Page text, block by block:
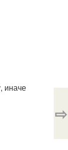
иначе
⇨